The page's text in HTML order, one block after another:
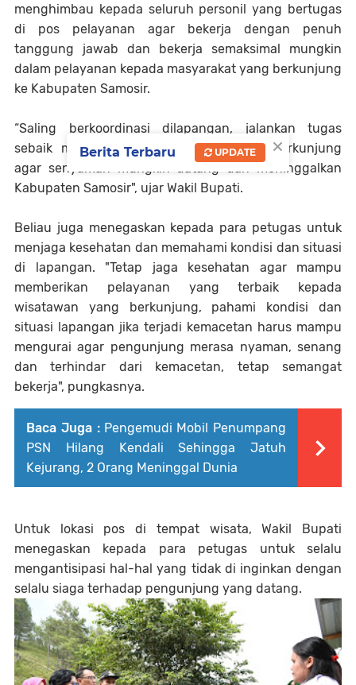
menghimbau kepada seluruh personil yang bertugas
di pos pelayanan agar bekerja dengan penuh
tanggung jawab dan bekerja semaksimal mungkin
dalam pelayanan kepada masyarakat yang berkunjung
ke Kabupaten Samosir.
“Saling berkoordinasi dilapangan, jalankan tugas
sebaik mungkin, buat wisatawan yang berkunjung
agar senyaman mungkin datang dan meninggalkan
Kabupaten Samosir", ujar Wakil Bupati.
Beliau juga menegaskan kepada para petugas untuk
menjaga kesehatan dan memahami kondisi dan situasi
di lapangan. "Tetap jaga kesehatan agar mampu
memberikan pelayanan yang terbaik kepada
wisatawan yang berkunjung, pahami kondisi dan
situasi lapangan jika terjadi kemacetan harus mampu
mengurai agar pengunjung merasa nyaman, senang
dan terhindar dari kemacetan, tetap semangat
bekerja", pungkasnya.
Baca Juga : Pengemudi Mobil Penumpang
PSN Hilang Kendali Sehingga Jatuh
Kejurang, 2 Orang Meninggal Dunia
Untuk lokasi pos di tempat wisata, Wakil Bupati
menegaskan kepada para petugas untuk selalu
mengantisipasi hal-hal yang tidak di inginkan dengan
selalu siaga terhadap pengunjung yang datang.
×
Berita Terbaru UPDATE